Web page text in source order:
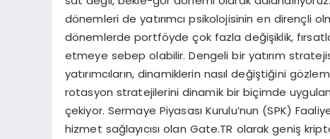
dönemleri de yatırımcı psikolojisinin en dirençli
dönemlerde portföyde çok fazla değişiklik,
etmeye sebep olabilir. Dengeli bir yatırım
yatırımcıların, dinamiklerin nasıl değiştiğini
rotasyon stratejilerini dinamik bir biçimde
çekiyor. Sermaye Piyasası Kurulu’nun (SPK)
hizmet sağlayıcısı olan Gate.TR olarak geniş